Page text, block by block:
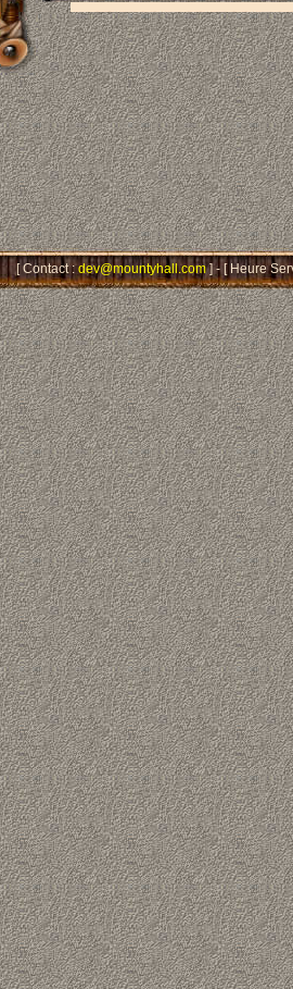
[ Contact :dev@mountyhall.com] - [ Heure